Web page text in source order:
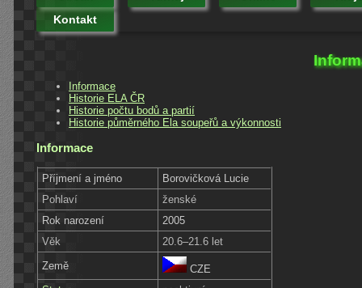
Kontakt
Informace
Historie ELA ČR
Historie počtu bodů a partií
Historie půměrného Ela soupeřů a výkonnosti
Informace
Příjmení a jméno
Borovičková Lucie
Pohlaví
ženské
Rok narození
2005
Věk
20.6–21.6 let
Země
CZE